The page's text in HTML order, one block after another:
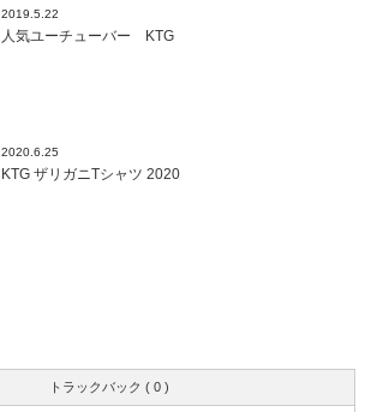
2019.5.22
人気ユーチューバー KTG
2020.6.25
KTG ザリガニTシャツ 2020
トラックバック ( 0 )